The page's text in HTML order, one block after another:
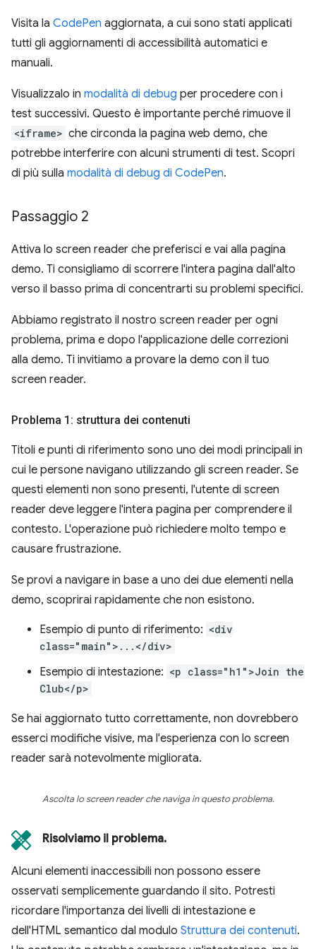
Visita la CodePen aggiornata, a cui sono stati applicati
tutti gli aggiornamenti di accessibilità automatici e
manuali.
Visualizzalo in modalità di debug per procedere con i
test successivi. Questo è importante perché rimuove il
<iframe> che circonda la pagina web demo, che
potrebbe interferire con alcuni strumenti di test. Scopri
di più sulla modalità di debug di CodePen.
Passaggio 2
Attiva lo screen reader che preferisci e vai alla pagina
demo. Ti consigliamo di scorrere l'intera pagina dall'alto
verso il basso prima di concentrarti su problemi specifici.
Abbiamo registrato il nostro screen reader per ogni
problema, prima e dopo l'applicazione delle correzioni
alla demo. Ti invitiamo a provare la demo con il tuo
screen reader.
Problema 1: struttura dei contenuti
Titoli e punti di riferimento sono uno dei modi principali in
cui le persone navigano utilizzando gli screen reader. Se
questi elementi non sono presenti, l'utente di screen
reader deve leggere l'intera pagina per comprendere il
contesto. L'operazione può richiedere molto tempo e
causare frustrazione.
Se provi a navigare in base a uno dei due elementi nella
demo, scoprirai rapidamente che non esistono.
Esempio di punto di riferimento: <div
class="main">...</div>
Esempio di intestazione: <p class="h1">Join the
Club</p>
Se hai aggiornato tutto correttamente, non dovrebbero
esserci modifiche visive, ma l'esperienza con lo screen
reader sarà notevolmente migliorata.
Ascolta lo screen reader che naviga in questo problema.
Risolviamo il problema.
Alcuni elementi inaccessibili non possono essere
osservati semplicemente guardando il sito. Potresti
ricordare l'importanza dei livelli di intestazione e
dell'HTML semantico dal modulo Struttura dei contenuti.